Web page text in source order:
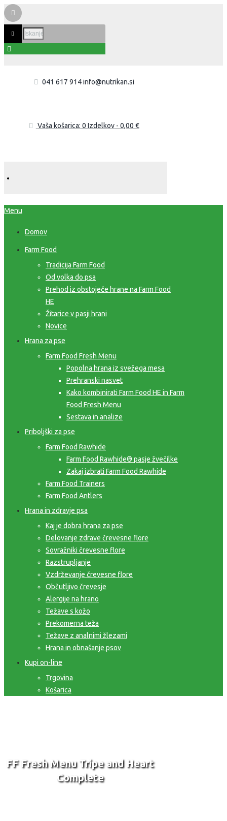
041 617 914 info@nutrikan.si
Vaša košarica: 0 Izdelkov- 0,00 €
Menu
Domov
Farm Food
Tradicija Farm Food
Od volka do psa
Prehod iz obstoječe hrane na Farm Food
HE
Žitarice v pasji hrani
Novice
Hrana za pse
Farm Food Fresh Menu
Popolna hrana iz svežega mesa
Prehranski nasvet
Kako kombinirati Farm Food HE in Farm
Food Fresh Menu
Sestava in analize
Priboljški za pse
Farm Food Rawhide
Farm Food Rawhide® pasje žvečilke
Zakaj izbrati Farm Food Rawhide
Farm Food Trainers
Farm Food Antlers
Hrana in zdravje psa
Kaj je dobra hrana za pse
Delovanje zdrave črevesne flore
Sovražniki črevesne flore
Razstrupljanje
Vzdrževanje črevesne flore
Občutljivo črevesje
Alergije na hrano
Težave s kožo
Prekomerna teža
Težave z analnimi žlezami
Hrana in obnašanje psov
Kupi on-line
Trgovina
Košarica
FF Fresh Menu Tripe and Heart
Complete